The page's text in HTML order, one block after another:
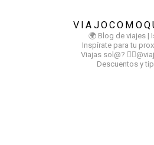
🌍 Blog de viajes |
Inspírate para tu
Viajas sol@?
Descuentos y